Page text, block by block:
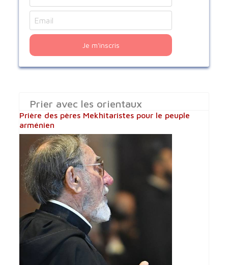
Je m'inscris
Prier avec les orientaux
Prière des pères Mekhitaristes pour le peuple
arménien